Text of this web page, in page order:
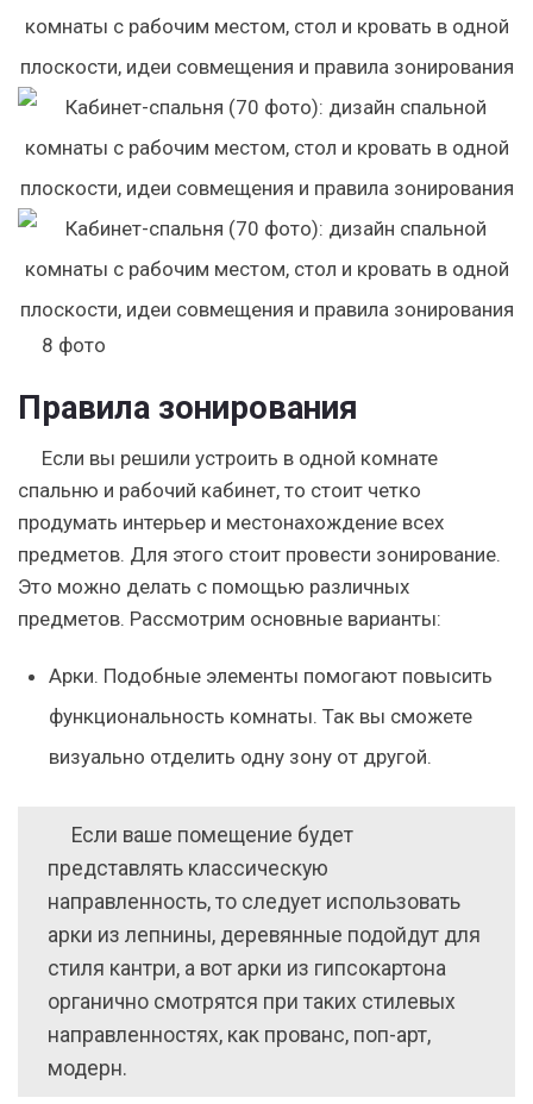
8 фото
Правила зонирования
Если вы решили устроить в одной комнате
спальню и рабочий кабинет, то стоит четко
продумать интерьер и местонахождение всех
предметов. Для этого стоит провести зонирование.
Это можно делать с помощью различных
предметов. Рассмотрим основные варианты:
Арки. Подобные элементы помогают повысить
функциональность комнаты. Так вы сможете
визуально отделить одну зону от другой.
Если ваше помещение будет
представлять классическую
направленность, то следует использовать
арки из лепнины, деревянные подойдут для
стиля кантри, а вот арки из гипсокартона
органично смотрятся при таких стилевых
направленностях, как прованс, поп-арт,
модерн.